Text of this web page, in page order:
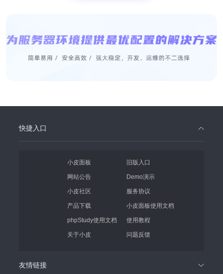
快捷入口
小皮面板 旧版入口
网站公告 Demo演示
小皮社区 服务协议
产品下载 小皮面板使用文档
phpStudy使用文档 使用教程
关于小皮 问题反馈
友情链接